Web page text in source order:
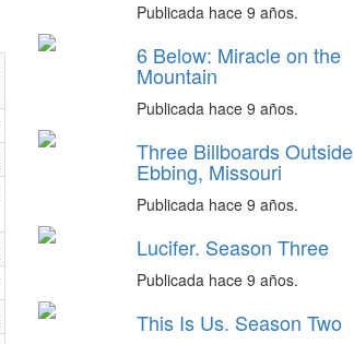
Publicada hace 9 años.
6 Below: Miracle on the
Mountain
Publicada hace 9 años.
Three Billboards Outside
Ebbing, Missouri
Publicada hace 9 años.
Lucifer. Season Three
Publicada hace 9 años.
This Is Us. Season Two